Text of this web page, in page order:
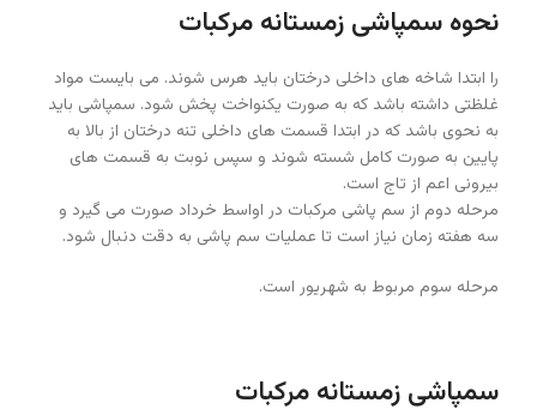
نحوه سمپاشی زمستانه مرکبات
را ابتدا شاخه های داخلی درختان باید هرس شوند. می بایست مواد
غلظتی داشته باشد که به صورت یکنواخت پخش شود. سمپاشی باید
به نحوی باشد که در ابتدا قسمت های داخلی تنه درختان از بالا به
پایین به صورت کامل شسته شوند و سپس نوبت به قسمت های
بیرونی اعم از تاج است.
مرحله دوم از سم پاشی مرکبات در اواسط خرداد صورت می گیرد و
سه هفته زمان نیاز است تا عملیات سم پاشی به دقت دنبال شود.
مرحله سوم مربوط به شهریور است.
سمپاشی زمستانه مرکبات